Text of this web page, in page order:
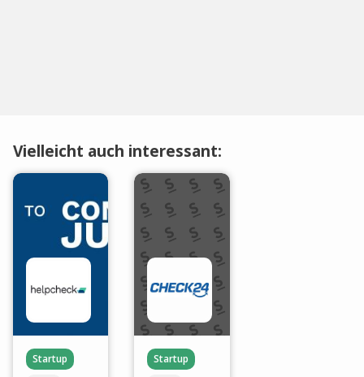
Vielleicht auch interessant:
Startup
Startup